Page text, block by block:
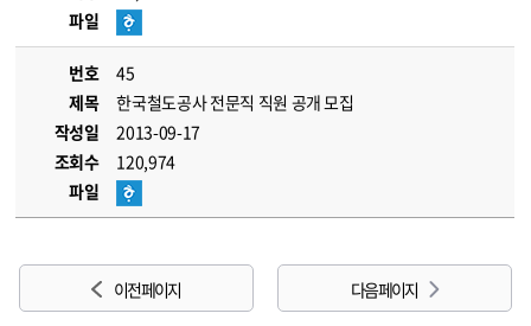
파일
번호
45
제목
한국철도공사 전문직 직원 공개 모집
작성일
2013-09-17
조회수
120,974
파일
이전 페이지 다음 페이지